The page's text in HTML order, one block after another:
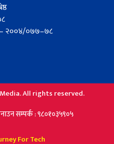
– २००४/०७७–७८
All rights reserved.
For Tech